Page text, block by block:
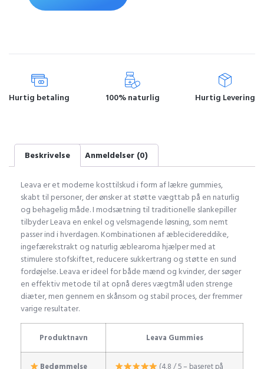
Hurtig betaling 100% naturlig Hurtig Levering
Beskrivelse Anmeldelser (0)
Leava er et moderne kosttilskud i form af lækre gummies,
skabt til personer, der ønsker at støtte vægttab på en naturlig
og behagelig måde. I modsætning til traditionelle slankepiller
tilbyder Leava en enkel og velsmagende løsning, som nemt
passer ind i hverdagen. Kombinationen af æblecidereddike,
ingefærekstrakt og naturlig æblearoma hjælper med at
stimulere stofskiftet, reducere sukkertrang og støtte en sund
fordøjelse. Leava er ideel for både mænd og kvinder, der søger
en effektiv metode til at opnå deres vægtmål uden strenge
diæter, men gennem en skånsom og stabil proces, der fremmer
varige resultater.
Produktnavn Leava Gummies